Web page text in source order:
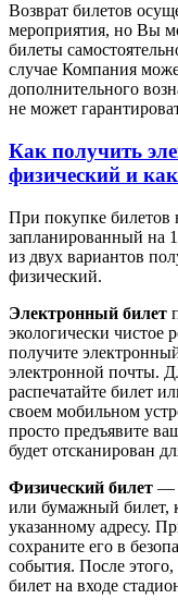
Возврат билетов
мероприятия, но Вы
билеты
случае Компания
дополнительного
не может
Как получить
физический и
При покупке
запланированный на
из двух вариантов
физический.
Электронный билет
экологически
получите
электронной почты.
распечатайте билет
своем мобильном
просто предъявите
будет отсканирован
Физический билет —
или бумажный билет,
указанному адресу.
сохраните его в
события. После
билет на входе